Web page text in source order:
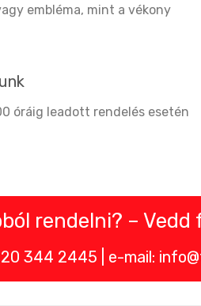
embléma, mint a vékony
óráig leadott rendelés esetén
rendelni? –
344 2445 | e-mail: